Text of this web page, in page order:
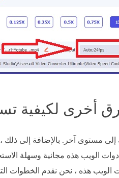
إلى مستوى آخر. بالإضافة إلى
الويب هذه مجانية وسهلة